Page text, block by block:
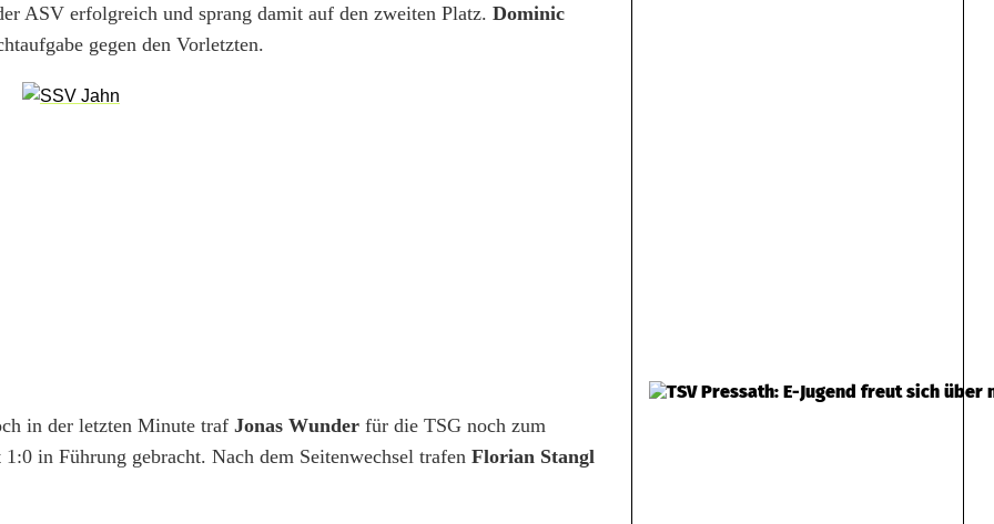
ASV erfolgreich und sprang damit auf den zweiten Platz. Dominic
gegen den Vorletzten.
in der letzten Minute traf Jonas Wunder für die TSG noch zum
in Führung gebracht. Nach dem Seitenwechsel trafen Florian Stangl